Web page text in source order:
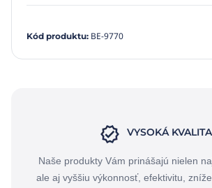
Kód produktu: BE-9770
VYSOKÁ KVALITA
Naše produkty Vám prinášajú nielen
ale aj vyššiu výkonnosť, efektivitu,